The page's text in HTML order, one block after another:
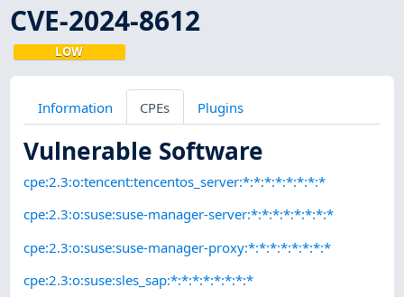
CVE-2024-8612
LOW
Information CPEs Plugins
Vulnerable Software
cpe:2.3:o:tencent:tencentos_server:*:*:*:*:*:*:*:*
cpe:2.3:o:suse:suse-manager-server:*:*:*:*:*:*:*:*
cpe:2.3:o:suse:suse-manager-proxy:*:*:*:*:*:*:*:*
cpe:2.3:o:suse:sles_sap:*:*:*:*:*:*:*:*